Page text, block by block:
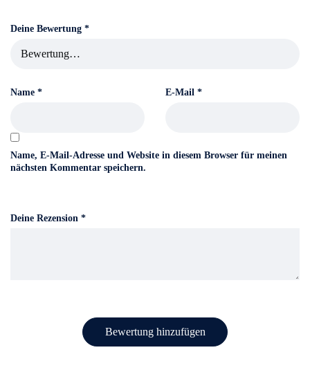
Deine Bewertung *
Deine Rezension *
Name * E-Mail *
Name, E-Mail-Adresse und Website in diesem Browser für meinen
nächsten Kommentar speichern.